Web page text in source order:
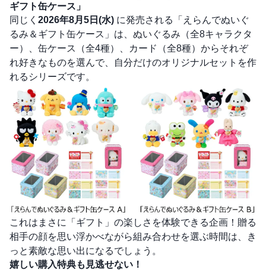
ギフト缶ケース」
同じく 2026年8月5日(水) に発売される「えらんでぬいぐ
るみ＆ギフト缶ケース」は、ぬいぐるみ（全8キャラクタ
ー）、缶ケース（全4種）、カード（全8種）からそれぞ
れ好きなものを選んで、自分だけのオリジナルセットを作
れるシリーズです。
これはまさに「ギフト」の楽しさを体験できる企画！贈る
相手の顔を思い浮かべながら組み合わせを選ぶ時間は、き
っと素敵な思い出になるでしょう。
嬉しい購入特典も見逃せない！